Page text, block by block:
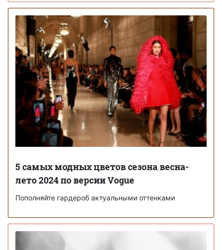
5 самых модных цветов сезона весна-
лето 2024 по версии Vogue
Пополняйте гардероб актуальными оттенками